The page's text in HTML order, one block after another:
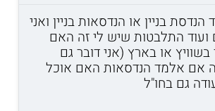
הנדסת בניין או הנדסאות בניין ואני
ועוד התלבטות שיש לי זה האם
או בארץ (אני דובר גם
אם אלמד הנדסאות האם אוכל
גם בחו"ל